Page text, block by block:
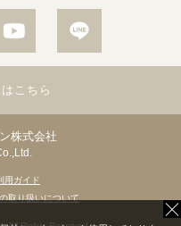
株式会社
用ガイド
取り扱いについて
こちら